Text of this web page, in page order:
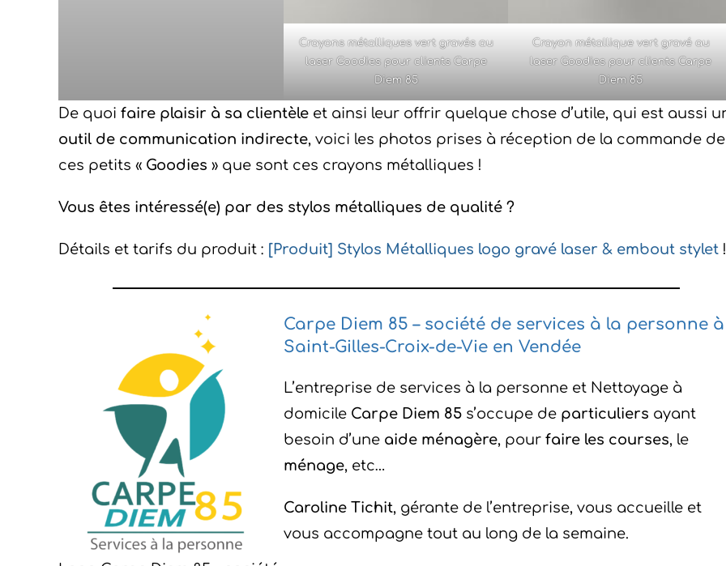
Crayons métalliques vert gravés au
laser Goodies pour clients Carpe
Diem 85
Crayon métallique vert gravé au
laser Goodies pour clients Carpe
Diem 85
De quoi faire plaisir à sa clientèle et ainsi leur offrir quelque chose d’utile, qui est aussi
outil de communication indirecte, voici les photos prises à réception de la commande de
ces petits « Goodies » que sont ces crayons métalliques !
Vous êtes intéressé(e) par des stylos métalliques de qualité ?
Détails et tarifs du produit : [Produit] Stylos Métalliques logo gravé laser & embout stylet !
Carpe Diem 85 – société de services à la personne à
Saint-Gilles-Croix-de-Vie en Vendée
L’entreprise de services à la personne et Nettoyage à
domicile Carpe Diem 85s’occupe de particuliers ayant
besoin d’une aide ménagère, pour faire les courses, le
ménage, etc…
Caroline Tichit, gérante de l’entreprise, vous accueille et
vous accompagne tout au long de la semaine.